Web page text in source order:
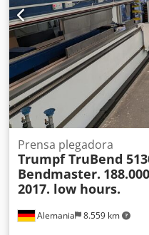
MÁQUINA Control:
Tipo de portautensilios:
Estándar Dimensiones y
alto): 3720 × 2300 × 2750
kg Paquetes para el
Herramientas Marcado CE
Alemania 8.559 km
Prensa plegadora
Trumpf TruBend
Bendmaster.
2017. low hours.